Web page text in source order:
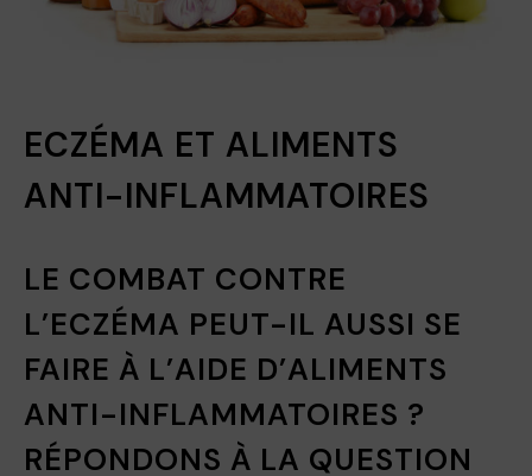
ECZÉMA ET ALIMENTS
ANTI-INFLAMMATOIRES
LE COMBAT CONTRE
L’ECZÉMA PEUT-IL AUSSI SE
FAIRE À L’AIDE D’ALIMENTS
ANTI-INFLAMMATOIRES ?
RÉPONDONS À LA QUESTION